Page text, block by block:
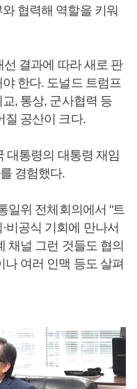
협력해 역할을 키워
결과에 따라 새로 판
한다. 도널드 트럼프
, 통상, 군사협력 등
질 공산이 크다.
대통령의 대통령 재임
경험했다.
일위 전체회의에서 "트
비공식 기회에 만나서
채널 그런 것들도 협의
여러 인맥 등도 살펴